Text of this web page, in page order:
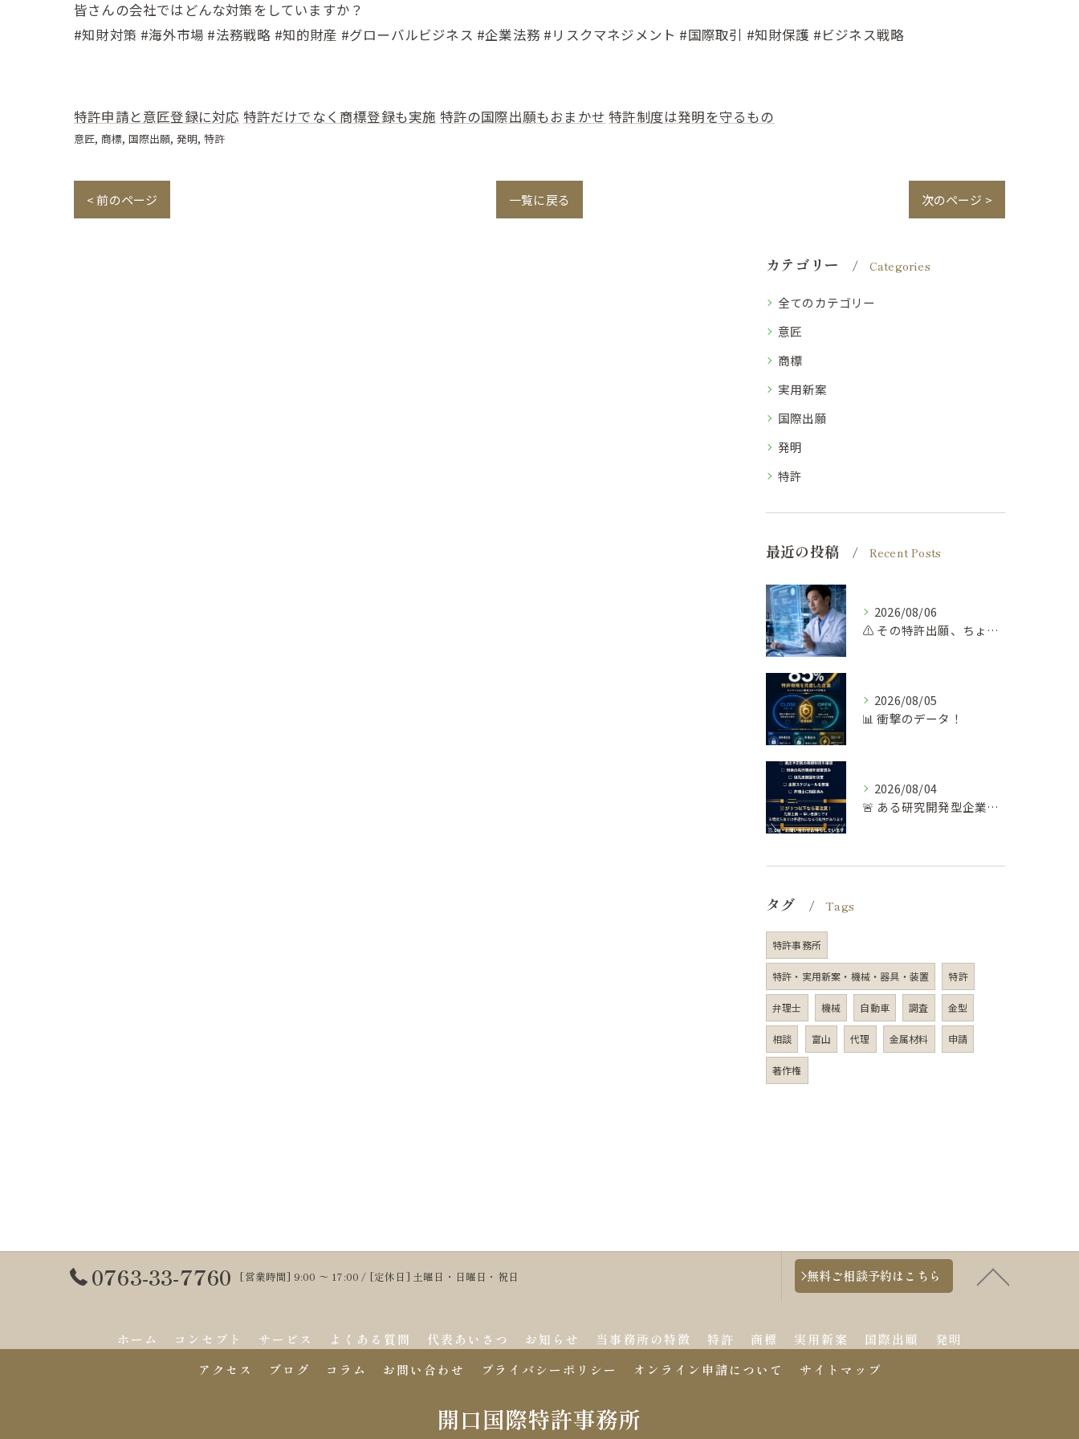
皆さんの会社ではどんな対策をしていますか？
#知財対策 #海外市場 #法務戦略 #知的財産 #グローバルビジネス #企業法務 #リスクマネジメント #国際取引 #知財保護 #ビジネス戦略
特許申請と意匠登録に対応 特許だけでなく商標登録も実施 特許の国際出願もおまかせ 特許制度は発明を守るもの
意匠 商標 国際出願 発明 特許
< 前のページ 一覧に戻る 次のページ >
カテゴリー Categories
全てのカテゴリー
意匠
商標
実用新案
国際出願
発明
特許
最近の投稿 Recent Posts
2026/08/06
⚠️ その特許出願、ちょっと待って！
2026/08/05
📊 衝撃のデータ！
2026/08/04
🚨 ある研究開発型企業の失敗談…
タグ Tags
特許事務所
特許・実用新案・機械・器具・装置 特許
弁理士 機械 自動車 調査 金型
相談 富山 代理 金属材料 申請
著作権
0763-33-7760 [営業時間] 9:00 〜 17:00 / [定休日] 土曜日・日曜日・祝日 無料ご相談予約はこちら
ホーム コンセプト サービス よくある質問 代表あいさつ お知らせ 当事務所の特徴 特許 商標 実用新案 国際出願
発明
アクセス
ブログ コラム お問い合わせ プライバシーポリシー オンライン申請について サイトマップ